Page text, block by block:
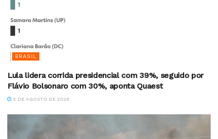
BRASIL
Lula lidera corrida presidencial com 39%, seguido por
Flávio Bolsonaro com 30%, aponta Quaest
5 DE AGOSTO DE 2026